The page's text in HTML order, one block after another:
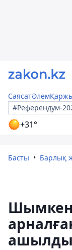
СаясатӘлем
#Референдум-
+31°
Басты Барлық
ашылды